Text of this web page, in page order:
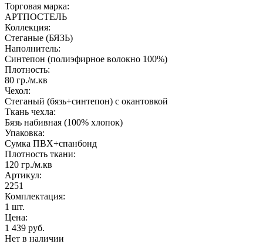
Торговая марка:
АРТПОСТЕЛЬ
Коллекция:
Стеганые (БЯЗЬ)
Наполнитель:
Синтепон (полиэфирное волокно 100%)
Плотность:
80 гр./м.кв
Чехол:
Стеганый (бязь+синтепон) с окантовкой
Ткань чехла:
Бязь набивная (100% хлопок)
Упаковка:
Сумка ПВХ+спанбонд
Плотность ткани:
120 гр./м.кв
Артикул:
2251
Комплектация:
1 шт.
Цена:
1 439 руб.
Нет в наличии